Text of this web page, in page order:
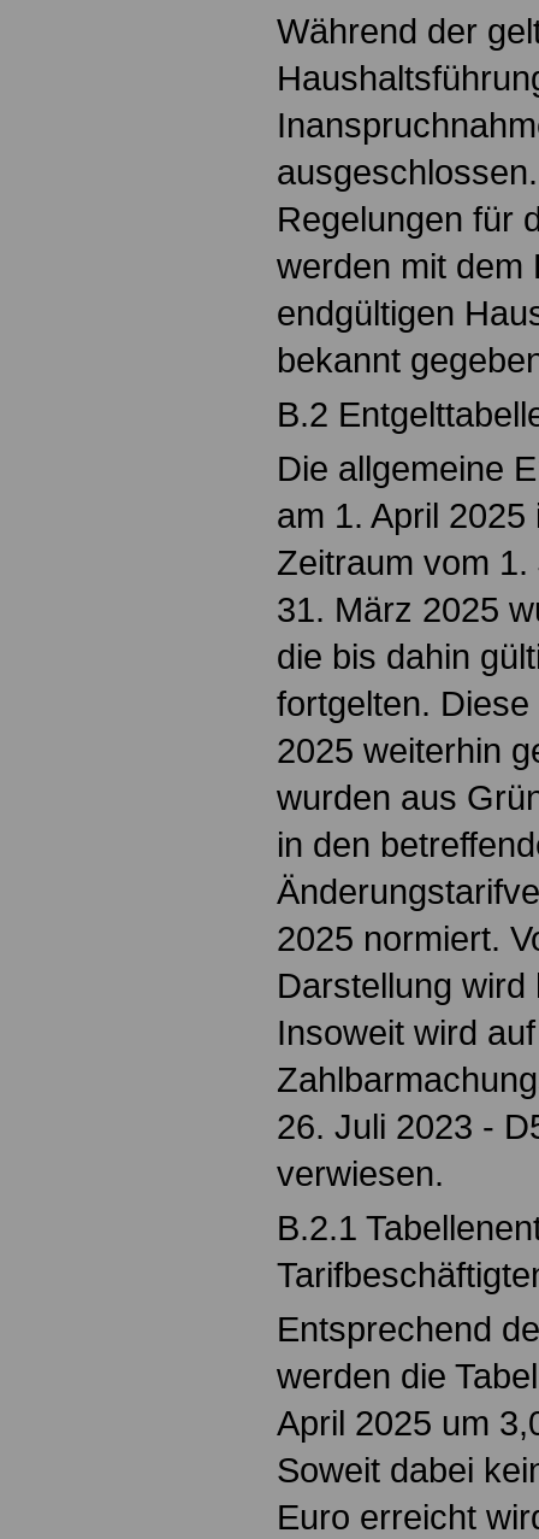
Während der
Regelungen für
werden mit dem
endgültigen
bekannt
B.2
Die allgemeine
am 1. April
Zeitraum vom
31. März 2025
die bis dahin
fortgelten.
2025 weiterhin
wurden aus
in den
2025 normiert.
Darstellung
Insoweit wird
26. Juli 2023 -
verwiesen.
B.2.1
Entsprechend
werden die
April 2025 um
Soweit dabei
Euro erreicht